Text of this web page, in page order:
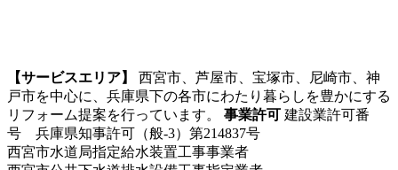
【サービスエリア】
西宮市、芦屋市、宝塚市、尼崎市、神
戸市を中心に、兵庫県下の各市にわたり暮らしを豊かにする
リフォーム提案を行っています。 事業許可
建設業許可番
号 兵庫県知事許可（般-3）第214837号
西宮市水道局指定給水装置工事事業者